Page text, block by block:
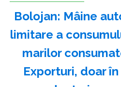
Bolojan: Mâine
limitare a
marilor
Exporturi, doar